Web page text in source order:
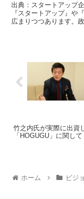
出典：スタートアップ
『スタートアップ』や
広まりつつあります。
竹之内氏が実際に出資
「HOGUGU」に関して
ホーム ビジ